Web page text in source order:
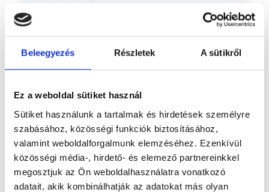
Beleegyezés Részletek A sütikről
Ez a weboldal sütiket használ
Sütiket használunk a tartalmak és hirdetések személyre
szabásához, közösségi funkciók biztosításához,
valamint weboldalforgalmunk elemzéséhez. Ezenkívül
közösségi média-, hirdető- és elemező partnereinkkel
megosztjuk az Ön weboldalhasználatra vonatkozó
adatait, akik kombinálhatják az adatokat más olyan
Előző* Szakorvos jelölt (rezidens): általános orvosi oklevéllel rendelkező
orvos, aki jogszabályok szerinti szakorvosi szakképesítés
önállóan nem végezhető szakmai tevékenységért teljes
felelősséggel tartozik és azt közvetlenül felügyeli az egészségügyi
szolgáltató szakorvosa az első részvizsgáig, utána pedig a
szakorvosjelölt önállóan láthat el feladatokat. A foglaljorvost.hu
felelősségét kizárja esetleges névazonosságért bármely szakorvos
és szakorvosjelölt esetén.
Főoldal